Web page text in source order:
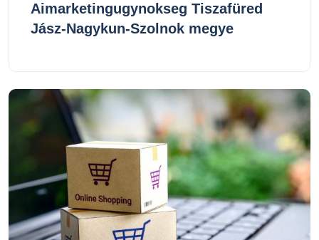
Aimarketingugynokseg Tiszafüred
Jász-Nagykun-Szolnok megye